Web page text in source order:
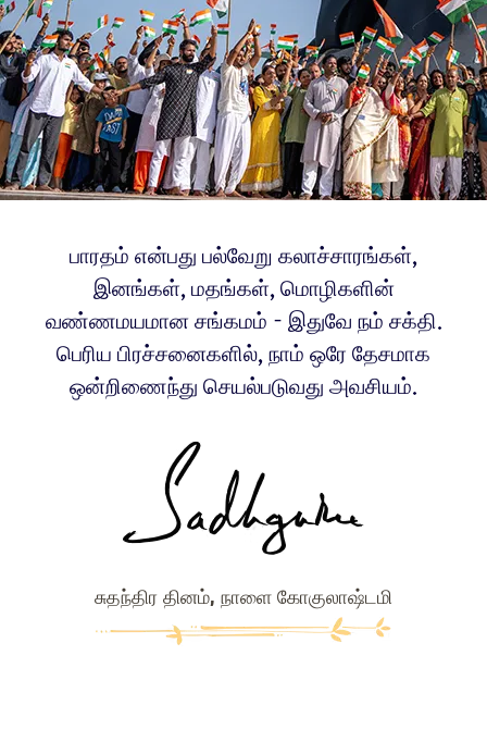
பாரதம் என்பது பல்வேறு கலாச்சாரங்கள்,
இனங்கள், மதங்கள், மொழிகளின்
வண்ணமயமான சங்கமம் - இதுவே நம் சக்தி.
பெரிய பிரச்சனைகளில், நாம் ஒரே தேசமாக
ஒன்றிணைந்து செயல்படுவது அவசியம்.
சுதந்திர தினம், நாளை கோகுலாஷ்டமி